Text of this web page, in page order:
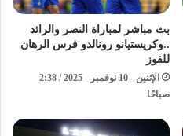
بث مباشر لمباراة النصر والرائد
..وكريستيانو رونالدو فرس الرهان
للفوز
الإثنين - 10 نوفمبر - 2025 / 2:38
صباحًا